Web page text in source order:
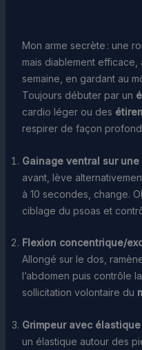
Mon arme secrète : une
mais diablement
semaine, en gardant au
Toujours débuter par un
cardio léger ou des
respirer de façon
Gainage ventral sur une
avant, lève
à 10 secondes, change.
ciblage du psoas et
Flexion concentrique/
Allongé sur le dos,
l’abdomen puis contrôle
sollicitation volontaire du
Grimpeur avec élastique
un élastique autour des